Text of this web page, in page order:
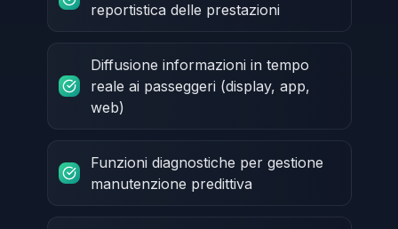
reportistica delle prestazioni
Diffusione informazioni in tempo
reale ai passeggeri (display, app,
web)
Funzioni diagnostiche per gestione
manutenzione predittiva